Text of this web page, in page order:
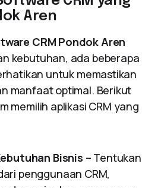
Aren
CRM Pondok Aren
kebutuhan, ada beberapa
untuk memastikan
manfaat optimal. Berikut
memilih aplikasi CRM yang
Bisnis – Tentukan
penggunaan CRM,